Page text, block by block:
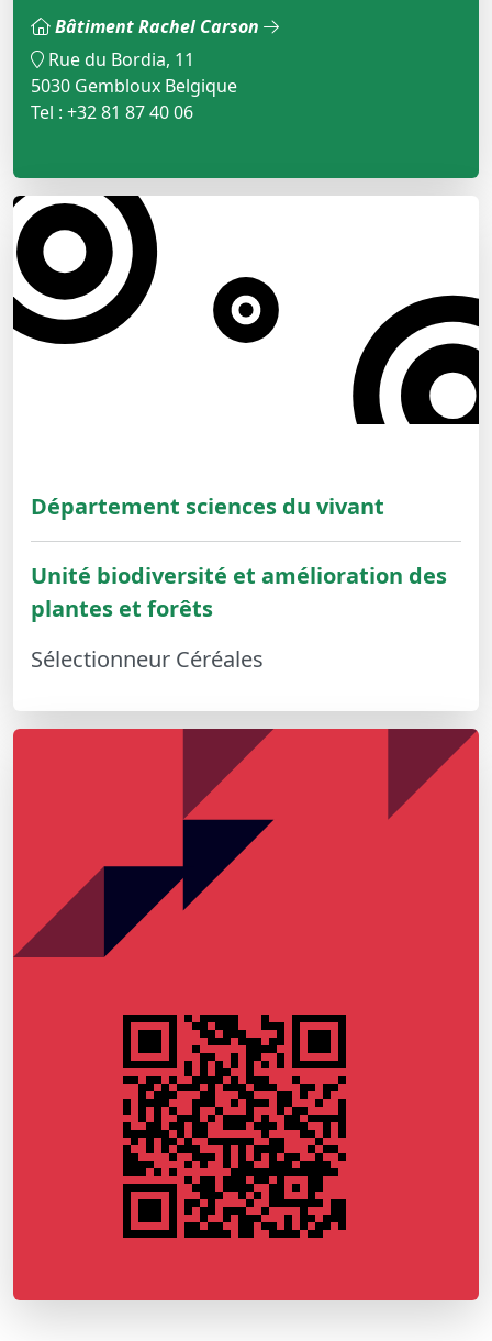
Bâtiment Rachel Carson
Rue du Bordia, 11
5030 Gembloux Belgique
Tel : +32 81 87 40 06
Département sciences du vivant
Unité biodiversité et amélioration des
plantes et forêts
Sélectionneur Céréales